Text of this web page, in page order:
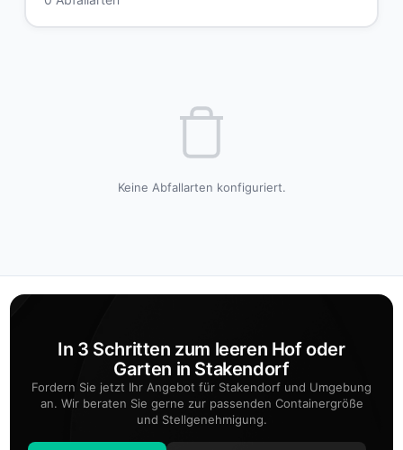
Keine Abfallarten konfiguriert.
In 3 Schritten zum leeren Hof oder
Garten in Stakendorf
Fordern Sie jetzt Ihr Angebot für Stakendorf und Umgebung
an. Wir beraten Sie gerne zur passenden Containergröße
und Stellgenehmigung.